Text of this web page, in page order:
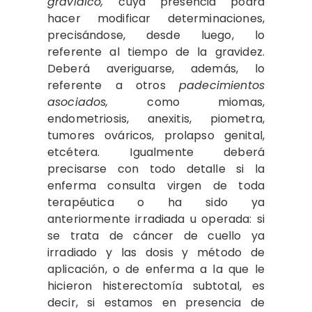
hacer modificar determinaciones,
precisándose, desde luego, lo
referente al tiempo de la gravidez.
Deberá averiguarse, además, lo
referente a otrospadecimientos
asociados,como miomas,
endometriosis, anexitis, piometra,
tumores ováricos, prolapso genital,
etcétera. Igualmente deberá
precisarse con todo detalle si la
enferma consulta virgen de toda
terapéutica o ha sido ya
anteriormente irradiada u operada: si
se trata de cáncer de cuello ya
irradiado y las dosis y método de
aplicación, o de enferma a la que le
hicieron histerectomía subtotal, es
decir, si estamos en presencia de